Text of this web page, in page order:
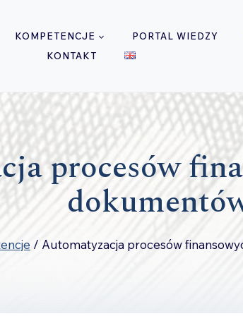
KOMPETENCJE PORTAL WIEDZY
KONTAKT
procesów
/ Automatyzacja procesów